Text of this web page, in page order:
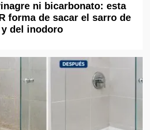
ni bicarbonato: esta
forma de sacar el sarro de
del inodoro